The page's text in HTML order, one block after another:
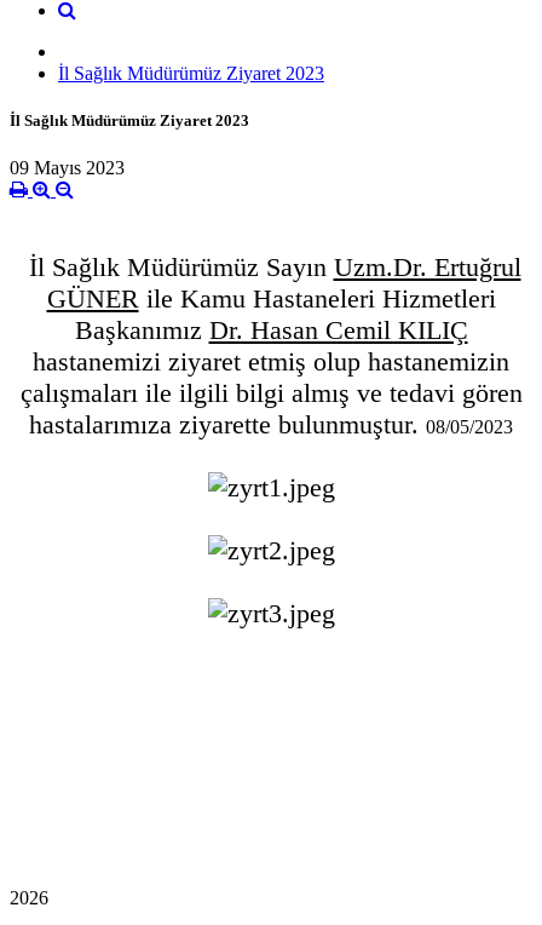
İl Sağlık Müdürümüz Ziyaret 2023
İl Sağlık Müdürümüz Ziyaret 2023
09 Mayıs 2023
İl Sağlık Müdürümüz Sayın Uzm.Dr. Ertuğrul
GÜNERile Kamu Hastaneleri Hizmetleri
Başkanımız Dr. Hasan Cemil KILIÇ
hastanemizi ziyaret etmiş olup hastanemizin
çalışmaları ile ilgili bilgi almış ve tedavi gören
hastalarımıza ziyarette bulunmuştur. 08/05/2023
2026